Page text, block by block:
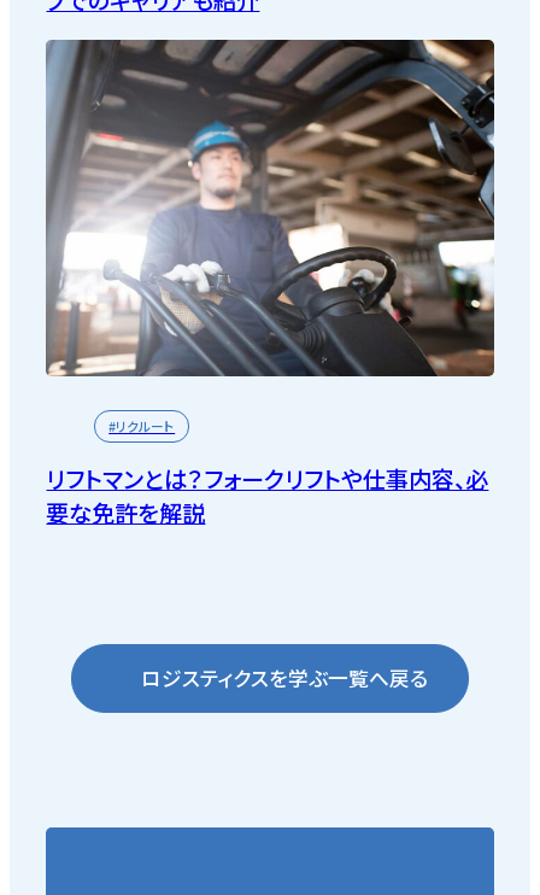
#リクルート
リフトマンとは？フォークリフトや仕事内容、必
要な免許を解説
ロジスティクスを学ぶ一覧へ戻る